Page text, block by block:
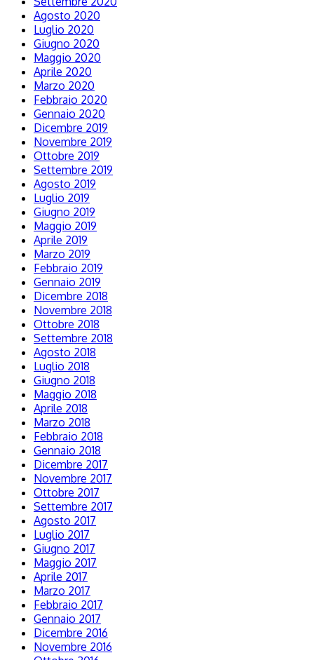
Agosto 2020
Luglio 2020
Giugno 2020
Maggio 2020
Aprile 2020
Marzo 2020
Febbraio 2020
Gennaio 2020
Dicembre 2019
Novembre 2019
Ottobre 2019
Settembre 2019
Agosto 2019
Luglio 2019
Giugno 2019
Maggio 2019
Aprile 2019
Marzo 2019
Febbraio 2019
Gennaio 2019
Dicembre 2018
Novembre 2018
Ottobre 2018
Settembre 2018
Agosto 2018
Luglio 2018
Giugno 2018
Maggio 2018
Aprile 2018
Marzo 2018
Febbraio 2018
Gennaio 2018
Dicembre 2017
Novembre 2017
Ottobre 2017
Settembre 2017
Agosto 2017
Luglio 2017
Giugno 2017
Maggio 2017
Aprile 2017
Marzo 2017
Febbraio 2017
Gennaio 2017
Dicembre 2016
Novembre 2016